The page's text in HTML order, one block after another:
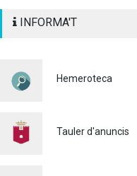
SENYALITZACIÓ
Policia 29/07/2026
A CONTROLAR LA
INFORMA'T
Hemeroteca
Tauler d'anuncis